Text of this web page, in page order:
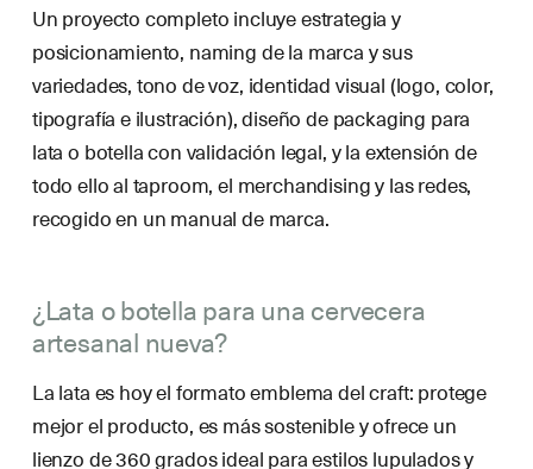
Un proyecto completo incluye estrategia y
posicionamiento, naming de la marca y sus
variedades, tono de voz, identidad visual (logo, color,
tipografía e ilustración), diseño de packaging para
lata o botella con validación legal, y la extensión de
todo ello al taproom, el merchandising y las redes,
recogido en un manual de marca.
¿Lata o botella para una cervecera
artesanal nueva?
La lata es hoy el formato emblema del craft: protege
mejor el producto, es más sostenible y ofrece un
lienzo de 360 grados ideal para estilos lupulados y